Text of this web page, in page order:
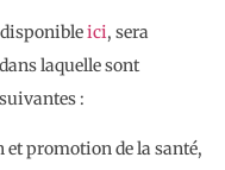
ici, sera
laquelle sont
:
promotion de la santé,